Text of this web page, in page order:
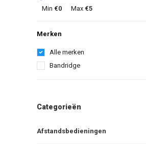
Min €0 Max €5
Merken
Alle merken
Bandridge
Categorieën
Afstandsbedieningen